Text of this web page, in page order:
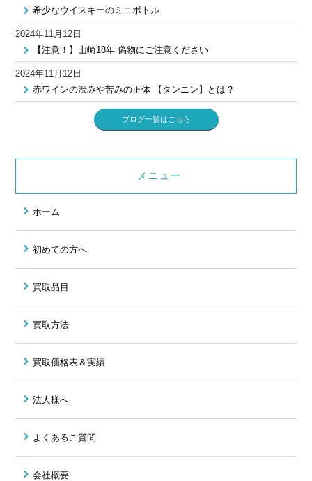
希少なウイスキーのミニボトル
2024年11月12日
【注意！】山崎18年 偽物にご注意ください
2024年11月12日
赤ワインの渋みや苦みの正体 【タンニン】とは？
ブログ一覧はこちら
メニュー
ホーム
初めての方へ
買取品目
買取方法
買取価格表＆実績
法人様へ
よくあるご質問
会社概要